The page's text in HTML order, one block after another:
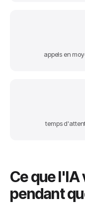
appels en
temps
Ce que
pendant